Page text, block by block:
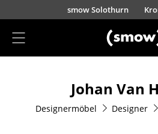
Direkt zum Inhaltsmow Solothurn
Esszimmerstühle
Johan Van
Designermöbel Designer